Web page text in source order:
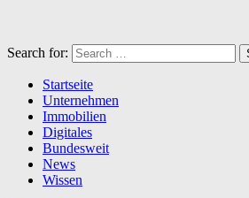
Search for:
Startseite
Unternehmen
Immobilien
Digitales
Bundesweit
News
Wissen